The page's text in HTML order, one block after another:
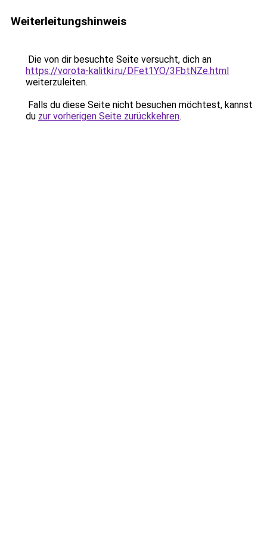
Weiterleitungshinweis
Die von dir besuchte Seite versucht, dich an
https://vorota-kalitki.ru/DFet1YO/3FbtNZe.html
weiterzuleiten.
Falls du diese Seite nicht besuchen möchtest, kannst
du zur vorherigen Seite zurückkehren.